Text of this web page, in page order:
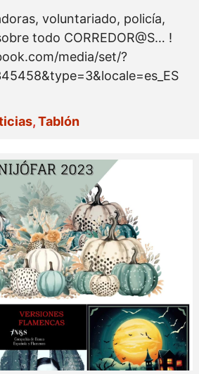
voluntariado, policía,
todo CORREDOR@S… !
media/set/?
,Tablón